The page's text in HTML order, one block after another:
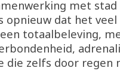
met
opnieuw dat het
totaalbeleving,
die zelfs door regen